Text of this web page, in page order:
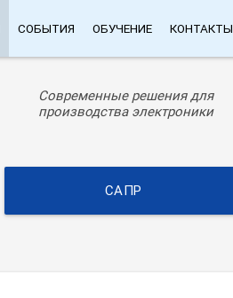
СОБЫТИЯ ОБУЧЕНИЕ КОНТАКТЫ
Современные решения для
производства электроники
САПР